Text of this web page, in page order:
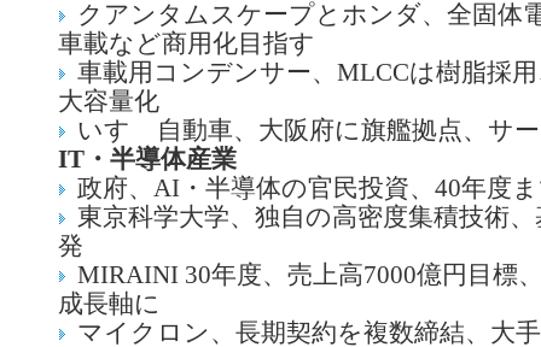
クアンタムスケープとホンダ、全固体
車載など商用化目指す
車載用コンデンサー、MLCCは樹脂採
大容量化
いすゞ自動車、大阪府に旗艦拠点、サ
IT・半導体産業
政府、AI・半導体の官民投資、40年度
東京科学大学、独自の高密度集積技術
発
MIRAINI 30年度、売上高7000億円目標
成長軸に
マイクロン、長期契約を複数締結、大